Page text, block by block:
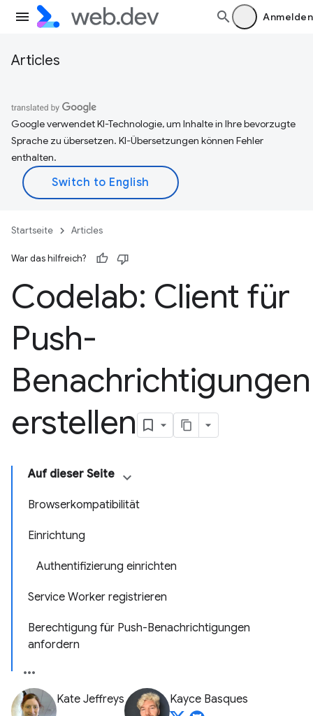
Anmelden
Articles
Google verwendet KI-Technologie, um Inhalte in Ihre bevorzugte
Sprache zu übersetzen. KI-Übersetzungen können Fehler
enthalten.
Startseite Articles
War das hilfreich?
Codelab: Client für
Push-
Benachrichtigungen
erstellen
Auf dieser Seite
Browserkompatibilität
Einrichtung
Authentifizierung einrichten
Service Worker registrieren
Berechtigung für Push-Benachrichtigungen
anfordern
Kate Jeffreys Kayce Basques